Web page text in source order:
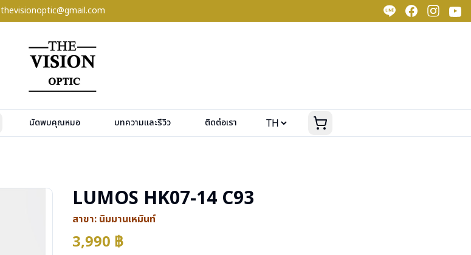
thevisionoptic@gmail.com
นัดพบคุณหมอ บทความและรีวิว ติดต่อเรา
LUMOS HK07-14 C93
สาขา: นิมมานเหมินท์
3,990 ฿